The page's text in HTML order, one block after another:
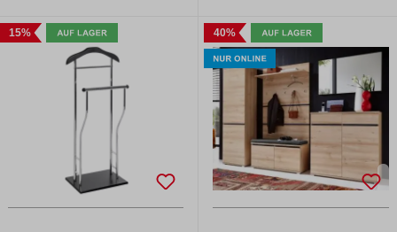
15% 40%